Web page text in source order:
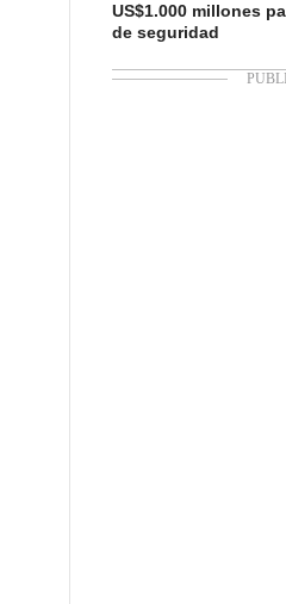
US$1.000 millones
de seguridad